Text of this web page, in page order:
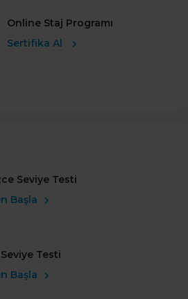
Online Staj Programı
Sertifika Al
Seviye Testi
Başla
Testi
Başla